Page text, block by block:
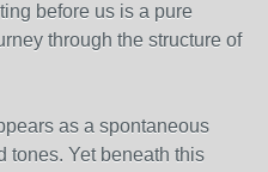
before us is a pure
through the structure of
as a spontaneous
tones. Yet beneath this